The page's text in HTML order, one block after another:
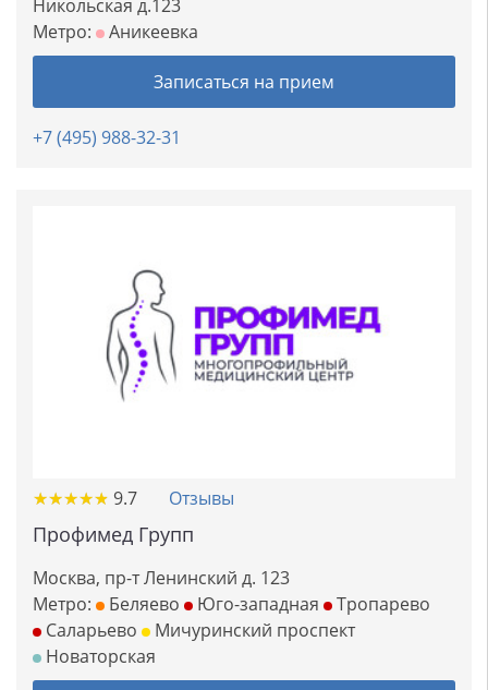
Никольская д.123
Метро:
Аникеевка
Записаться на прием
+7 (495) 988-32-31
★★★★★
★★★★★ 9.7 Отзывы
Профимед Групп
Москва, пр-т Ленинский д. 123
Метро:
Беляево Юго-западная
Тропарево
Саларьево
Мичуринский проспект
Новаторская